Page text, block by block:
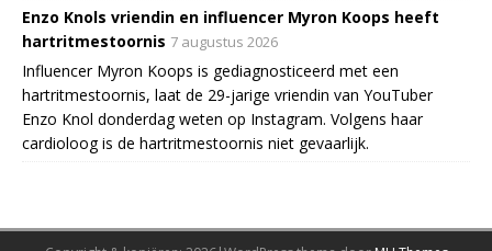
Enzo Knols vriendin en influencer Myron Koops heeft
hartritmestoornis 7 augustus 2026
Influencer Myron Koops is gediagnosticeerd met een
hartritmestoornis, laat de 29-jarige vriendin van YouTuber
Enzo Knol donderdag weten op Instagram. Volgens haar
cardioloog is de hartritmestoornis niet gevaarlijk.